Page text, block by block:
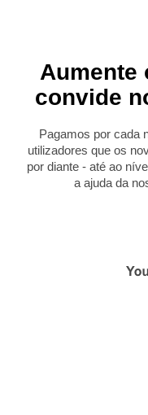
Aumente
convide
Pagamos por cada
utilizadores que os
por diante - até ao
a ajuda da